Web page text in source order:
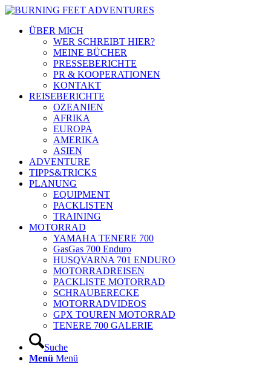
ÜBER MICH
WER SCHREIBT HIER?
MEINE BÜCHER
PRESSEBERICHTE
PR & KOOPERATIONEN
KONTAKT
REISEBERICHTE
OZEANIEN
AFRIKA
EUROPA
AMERIKA
ASIEN
ADVENTURE
TIPPS&TRICKS
PLANUNG
EQUIPMENT
PACKLISTEN
TRAINING
MOTORRAD
YAMAHA TENERE 700
GasGas 700 Enduro
HUSQVARNA 701 ENDURO
MOTORRADREISEN
PACKLISTE MOTORRAD
SCHRAUBERECKE
MOTORRADVIDEOS
GPX TOUREN MOTORRAD
TENERE 700 GALERIE
Suche
Menü Menü